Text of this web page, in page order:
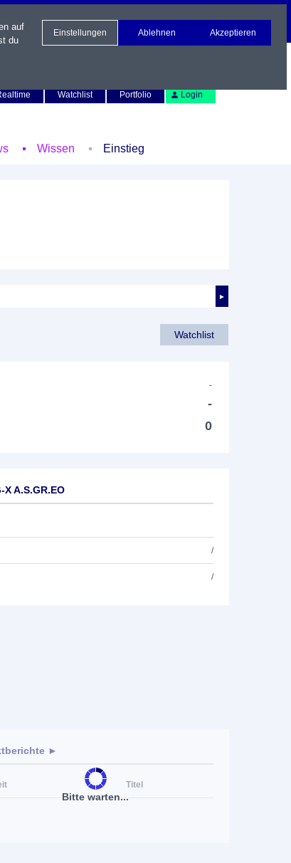
Watchlist Portfolio Login
Wissen Einstieg
►
Watchlist
-
-
0
A.S.GR.EO
/
/
Bitte warten...
►
Titel
auf
du
Einstellungen Ablehnen Akzeptieren